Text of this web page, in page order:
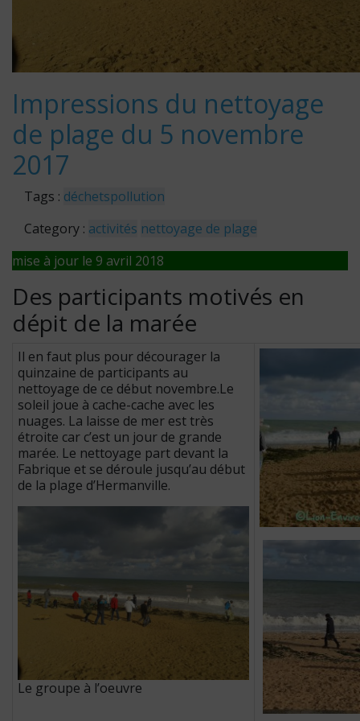
Impressions du nettoyage
de plage du 5 novembre
2017
Tags : déchetspollution
Category : activités nettoyage de plage
mise à jour le 9 avril 2018
Des participants motivés en
dépit de la marée
Il en faut plus pour décourager la
quinzaine de participants au
nettoyage de ce début novembre.Le
soleil joue à cache-cache avec les
nuages. La laisse de mer est très
étroite car c’est un jour de grande
marée. Le nettoyage part devant la
Fabrique et se déroule jusqu’au début
de la plage d’Hermanville.
Le groupe à l’oeuvre